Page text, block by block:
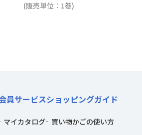
(販売単位：1巻)
員サービス
マイカタログ
ショッピングガイド
買い物かごの使い方